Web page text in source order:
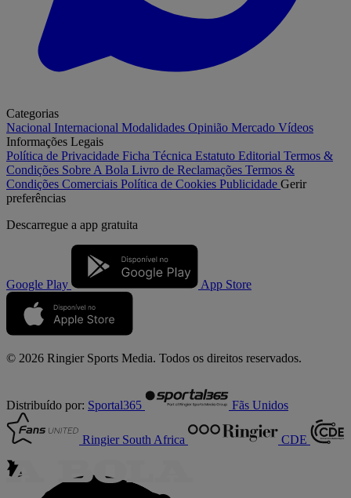
Categorias
Nacional Internacional Modalidades Opinião Mercado Vídeos
Informações Legais
Política de Privacidade Ficha Técnica Estatuto Editorial Termos &
Condições Sobre A Bola Livro de Reclamações Termos &
Condições Comerciais Política de Cookies Publicidade Gerir
preferências
Descarregue a app gratuita
Google Play App Store
© 2026 Ringier Sports Media. Todos os direitos reservados.
Distribuído por: Sportal365 Fãs Unidos
Ringier South Africa CDE